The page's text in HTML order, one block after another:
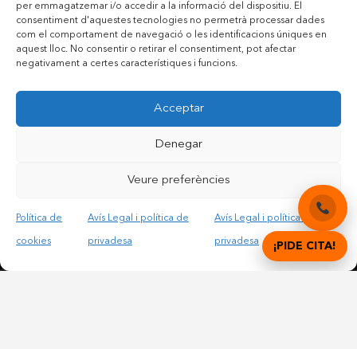
per emmagatzemar i/o accedir a la informació del dispositiu. El
consentiment d'aquestes tecnologies no permetrà processar dades
com el comportament de navegació o les identificacions úniques en
aquest lloc. No consentir o retirar el consentiment, pot afectar
negativament a certes característiques i funcions.
Acceptar
Denegar
Veure preferències
Política de
cookies
Avís Legal i política de
privadesa
Avís Legal i política de
privadesa
Contactar per telèfon mòbil
Accepto les condicions legals i la política de privadesa
¡PIDE CITA!